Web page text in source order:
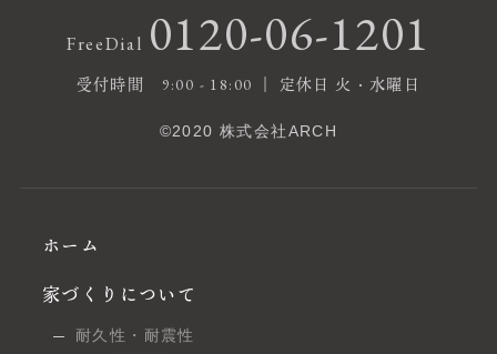
FreeDial 0120-06-1201
受付時間 9:00 - 18:00 ｜ 定休日 火・水曜日
©2020 株式会社ARCH
ホーム
家づくりについて
耐久性・耐震性